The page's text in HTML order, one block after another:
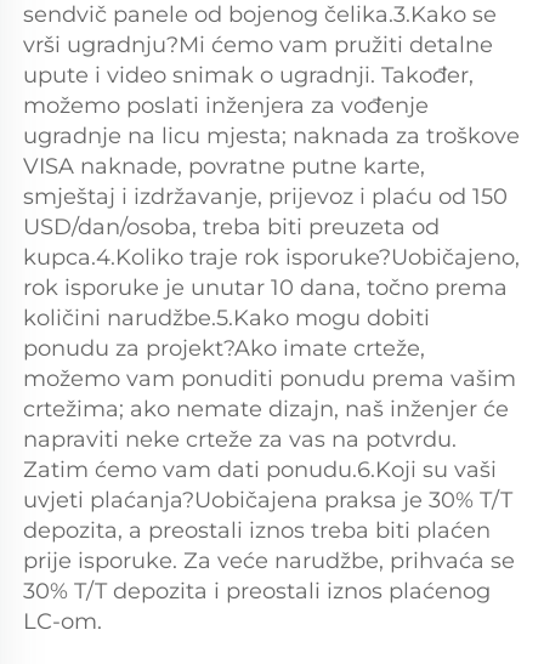
sendvič panele od bojenog čelika.3.Kako se
vrši ugradnju?Mi ćemo vam pružiti detalne
upute i video snimak o ugradnji. Također,
možemo poslati inženjera za vođenje
ugradnje na licu mjesta; naknada za troškove
VISA naknade, povratne putne karte,
smještaj i izdržavanje, prijevoz i plaću od 150
USD/dan/osoba, treba biti preuzeta od
kupca.4.Koliko traje rok isporuke?Uobičajeno,
rok isporuke je unutar 10 dana, točno prema
količini narudžbe.5.Kako mogu dobiti
ponudu za projekt?Ako imate crteže,
možemo vam ponuditi ponudu prema vašim
crtežima; ako nemate dizajn, naš inženjer će
napraviti neke crteže za vas na potvrdu.
Zatim ćemo vam dati ponudu.6.Koji su vaši
uvjeti plaćanja?Uobičajena praksa je 30% T/T
depozita, a preostali iznos treba biti plaćen
prije isporuke. Za veće narudžbe, prihvaća se
30% T/T depozita i preostali iznos plaćenog
LC-om.